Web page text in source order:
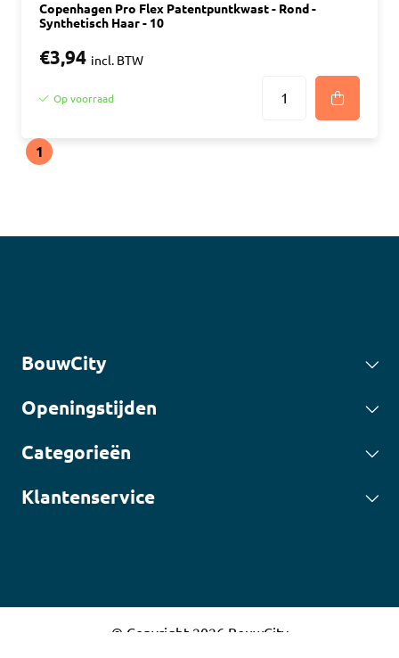
Copenhagen Pro Flex Patentpuntkwast - Rond -
Synthetisch Haar - 10
€3,94 incl. BTW
Op voorraad
1
BouwCity
Openingstijden
Categorieën
Klantenservice
© Copyright 2026 BouwCity